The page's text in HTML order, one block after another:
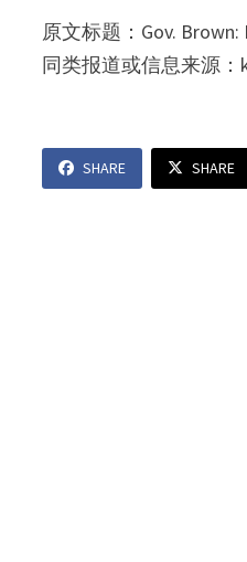
原文标题：Gov.
同类报道或信息来源：
SHARE SHARE